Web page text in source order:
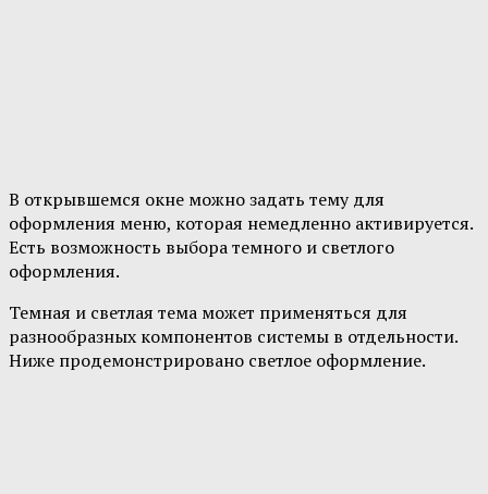
В открывшемся окне можно задать тему для
оформления меню, которая немедленно активируется.
Есть возможность выбора темного и светлого
оформления.
Темная и светлая тема может применяться для
разнообразных компонентов системы в отдельности.
Ниже продемонстрировано светлое оформление.